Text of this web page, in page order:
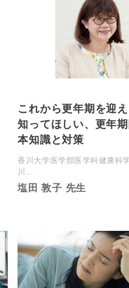
これから更年期を迎
知ってほしい、更年
本知識と対策
香川大学医学部医学科健康科
塩田 敦子 先生